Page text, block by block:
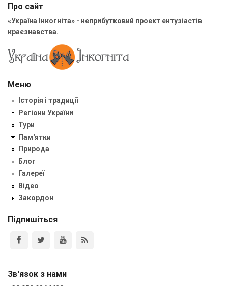
Про сайт
«Україна Інкогніта» - неприбутковий проект ентузіастів
краєзнавства.
Меню
Історія і традиції
Регіони України
Тури
Пам'ятки
Природа
Блог
Галереї
Відео
Закордон
Підпишіться
Зв'язок з нами